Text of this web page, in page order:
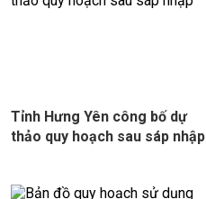
Tỉnh Hưng Yên công bố dự
thảo quy hoạch sau sáp nhập